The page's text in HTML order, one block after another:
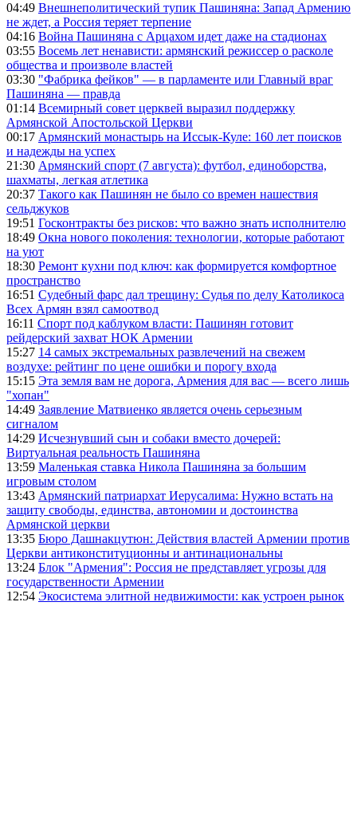
04:49 Внешнеполитический тупик Пашиняна: Запад Армению
не ждет, а Россия теряет терпение
04:16 Война Пашиняна с Арцахом идет даже на стадионах
03:55 Восемь лет ненависти: армянский режиссер о расколе
общества и произволе властей
03:30 "Фабрика фейков" — в парламенте или Главный враг
Пашиняна — правда
01:14 Всемирный совет церквей выразил поддержку
Армянской Апостольской Церкви
00:17 Армянский монастырь на Иссык-Куле: 160 лет поисков
и надежды на успех
21:30 Армянский спорт (7 августа): футбол, единоборства,
шахматы, легкая атлетика
20:37 Такого как Пашинян не было со времен нашествия
сельджуков
19:51 Госконтракты без рисков: что важно знать исполнителю
18:49 Окна нового поколения: технологии, которые работают
на уют
18:30 Ремонт кухни под ключ: как формируется комфортное
пространство
16:51 Судебный фарс дал трещину: Судья по делу Католикоса
Всех Армян взял самоотвод
16:11 Спорт под каблуком власти: Пашинян готовит
рейдерский захват НОК Армении
15:27 14 самых экстремальных развлечений на свежем
воздухе: рейтинг по цене ошибки и порогу входа
15:15 Эта земля вам не дорога, Армения для вас — всего лишь
"хопан"
14:49 Заявление Матвиенко является очень серьезным
сигналом
14:29 Исчезнувший сын и собаки вместо дочерей:
Виртуальная реальность Пашиняна
13:59 Маленькая ставка Никола Пашиняна за большим
игровым столом
13:43 Армянский патриархат Иерусалима: Нужно встать на
защиту свободы, единства, автономии и достоинства
Армянской церкви
13:35 Бюро Дашнакцутюн: Действия властей Армении против
Церкви антиконституционны и антинациональны
13:24 Блок "Армения": Россия не представляет угрозы для
государственности Армении
12:54 Экосистема элитной недвижимости: как устроен рынок